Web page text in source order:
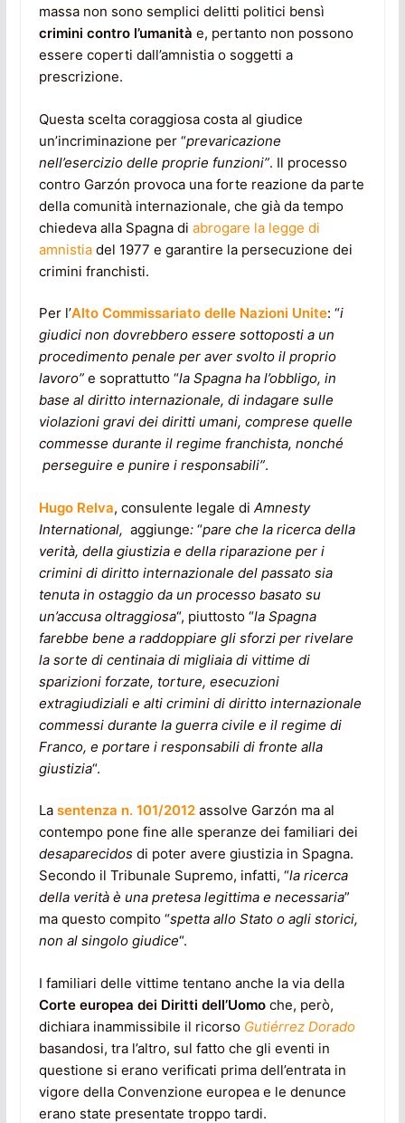
massa non sono semplici delitti politici bensì
crimini contro l’umanità e, pertanto non possono
essere coperti dall’amnistia o soggetti a
prescrizione.
Questa scelta coraggiosa costa al giudice
un’incriminazione per “prevaricazione
nell’esercizio delle proprie funzioni”. Il processo
contro Garzón provoca una forte reazione da parte
della comunità internazionale, che già da tempo
chiedeva alla Spagna di abrogare la legge di
amnistiadel 1977 e garantire la persecuzione dei
crimini franchisti.
Per l’Alto Commissariato delle Nazioni Unite: “i
giudici non dovrebbero essere sottoposti a un
procedimento penale per aver svolto il proprio
lavoro”e soprattutto “la Spagna ha l’obbligo, in
base al diritto internazionale, di indagare sulle
violazioni gravi dei diritti umani, comprese quelle
commesse durante il regime franchista, nonché
perseguire e punire i responsabili”.
Hugo Relva, consulente legale di Amnesty
International, aggiunge: “pare che la ricerca della
verità, della giustizia e della riparazione per i
crimini di diritto internazionale del passato sia
tenuta in ostaggio da un processo basato su
un’accusa oltraggiosa“, piuttosto “la Spagna
farebbe bene a raddoppiare gli sforzi per rivelare
la sorte di centinaia di migliaia di vittime di
sparizioni forzate, torture, esecuzioni
extragiudiziali e alti crimini di diritto internazionale
commessi durante la guerra civile e il regime di
Franco, e portare i responsabili di fronte alla
giustizia“.
La sentenza n. 101/2012assolve Garzón ma al
contempo pone fine alle speranze dei familiari dei
desaparecidosdi poter avere giustizia in Spagna.
Secondo il Tribunale Supremo, infatti, “la ricerca
della verità è una pretesa legittima e necessaria”
ma questo compito “spetta allo Stato o agli storici,
non al singolo giudice“.
I familiari delle vittime tentano anche la via della
Corte europea dei Diritti dell’Uomoche, però,
dichiara inammissibile il ricorso Gutiérrez Dorado
basandosi, tra l’altro, sul fatto che gli eventi in
questione si erano verificati prima dell’entrata in
vigore della Convenzione europea e le denunce
erano state presentate troppo tardi.